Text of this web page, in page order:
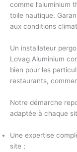
comme l’aluminium
toile nautique.
aux conditions
Un installateur
Lovag Aluminium
bien pour les
restaurants,
Notre démarche
adaptée à chaque
Une expertise
site ;